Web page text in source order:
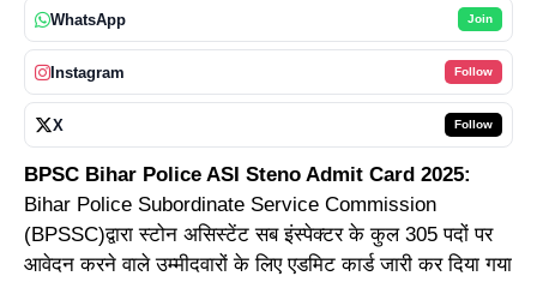
WhatsApp Join
Instagram Follow
X Follow
BPSC Bihar Police ASI Steno Admit Card 2025:
Bihar Police Subordinate Service Commission
(BPSSC)द्वारा स्टोन असिस्टेंट सब इंस्पेक्टर के कुल 305 पदों पर
आवेदन करने वाले उम्मीदवारों के लिए एडमिट कार्ड जारी कर दिया गया